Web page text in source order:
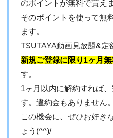
のポイントが無料で貰えま
そのポイントを使って無
ます。
TSUTAYA動画見放題&定
新規ご登録に限り1ヶ月
す。
1ヶ月以内に解約すれば
す。違約金もありません。
この機会に、ぜひお好き
ょう(^^)/